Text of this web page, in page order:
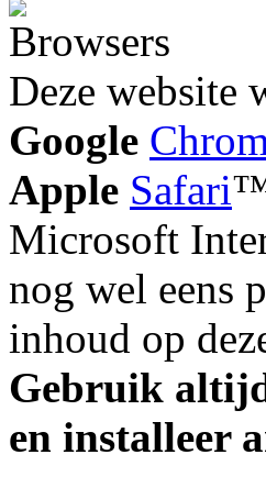
Deze website
Google
Apple Safari
Microsoft
nog wel eens
inhoud op
Gebruik
en installeer